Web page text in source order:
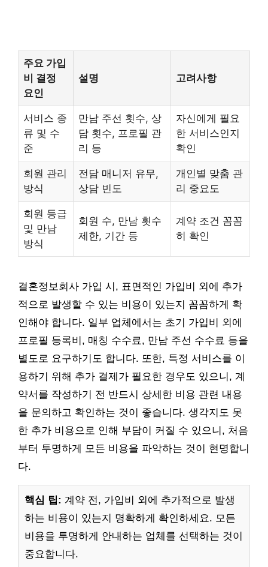
주요 가입
비 결정
요인
설명 고려사항
서비스 종
류 및 수
준
만남 주선 횟수, 상
담 횟수, 프로필 관
리 등
자신에게 필요
한 서비스인지
확인
회원 관리
방식
전담 매니저 유무,
상담 빈도
개인별 맞춤 관
리 중요도
회원 등급
및 만남
방식
회원 수, 만남 횟수
제한, 기간 등
계약 조건 꼼꼼
히 확인
결혼정보회사 가입 시, 표면적인 가입비 외에 추가
적으로 발생할 수 있는 비용이 있는지 꼼꼼하게 확
인해야 합니다. 일부 업체에서는 초기 가입비 외에
프로필 등록비, 매칭 수수료, 만남 주선 수수료 등을
별도로 요구하기도 합니다. 또한, 특정 서비스를 이
용하기 위해 추가 결제가 필요한 경우도 있으니, 계
약서를 작성하기 전 반드시 상세한 비용 관련 내용
을 문의하고 확인하는 것이 좋습니다. 생각지도 못
한 추가 비용으로 인해 부담이 커질 수 있으니, 처음
부터 투명하게 모든 비용을 파악하는 것이 현명합니
다.
핵심 팁: 계약 전, 가입비 외에 추가적으로 발생
하는 비용이 있는지 명확하게 확인하세요. 모든
비용을 투명하게 안내하는 업체를 선택하는 것이
중요합니다.